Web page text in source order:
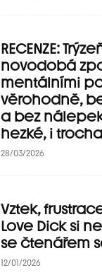
RECENZE:
novodobá
mentálními
věrohodně,
a bez
hezké, i
28/03/2026
Vztek,
Love Dick si
se čtenářem
12/01/2026